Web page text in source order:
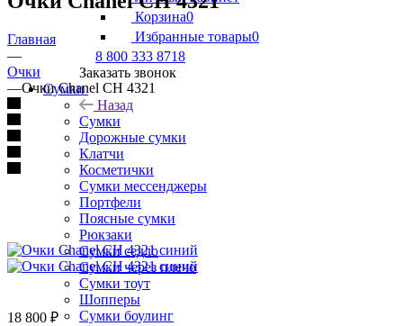
Корзина0
Избранные товары0
8 800 333 8718
Заказать звонок
Сумки
Назад
Сумки
Дорожные сумки
Клатчи
Косметички
Сумки мессенджеры
Портфели
Поясные сумки
Рюкзаки
Сумки седло
Сумки через плечо
Сумки тоут
Шопперы
Сумки боулинг
Главная
—
Очки
—Очки Chanel CH 4321
18 800 ₽